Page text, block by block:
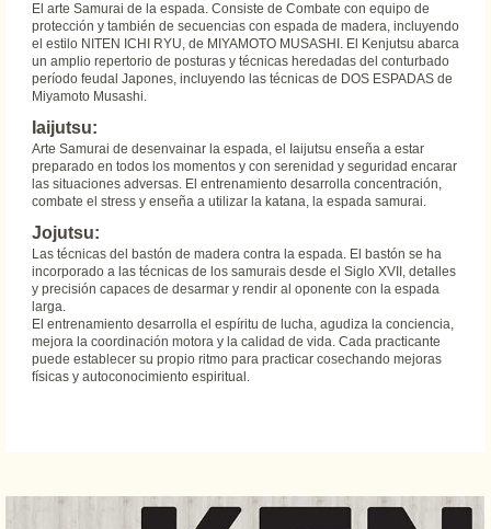
El arte Samurai de la espada. Consiste de Combate con equipo de
protección y también de secuencias con espada de madera, incluyendo
el estilo NITEN ICHI RYU, de MIYAMOTO MUSASHI. El Kenjutsu abarca
un amplio repertorio de posturas y técnicas heredadas del conturbado
período feudal Japones, incluyendo las técnicas de DOS ESPADAS de
Miyamoto Musashi.
Iaijutsu:
Arte Samurai de desenvainar la espada, el Iaijutsu enseña a estar
preparado en todos los momentos y con serenidad y seguridad encarar
las situaciones adversas. El entrenamiento desarrolla concentración,
combate el stress y enseña a utilizar la katana, la espada samurai.
Jojutsu:
Las técnicas del bastón de madera contra la espada. El bastón se ha
incorporado a las técnicas de los samurais desde el Siglo XVII, detalles
y precisión capaces de desarmar y rendir al oponente con la espada
larga.
El entrenamiento desarrolla el espíritu de lucha, agudiza la conciencia,
mejora la coordinación motora y la calidad de vida. Cada practicante
puede establecer su propio ritmo para practicar cosechando mejoras
físicas y autoconocimiento espiritual.